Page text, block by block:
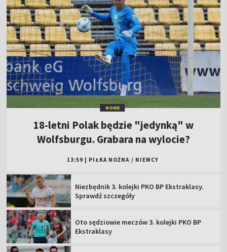
NOWE
18-letni Polak będzie "jedynką" w
Wolfsburgu. Grabara na wylocie?
13:59 | PIŁKA NOŻNA / NIEMCY
Niezbędnik 3. kolejki PKO BP Ekstraklasy.
Sprawdź szczegóły
Oto sędziowie meczów 3. kolejki PKO BP
Ekstraklasy